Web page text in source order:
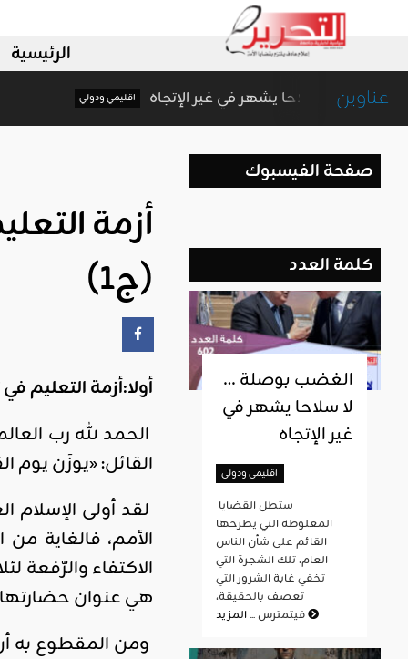
الرئيسية
عناوين
الغضب بوصلة … لا سلاحا يشهر في غير الإتجاه
أزمة
(ج1)
أولا:أزمة التعليم
الحمد لله رب
القائل: «يوزَن يوم
لقد أولى
الأمم، فالغاية
الاكتفاء والرّفعة
هي عنوان
ومن المقطوع به
صفحة الفيسبوك
كلمة العدد
الغضب بوصلة …
لا سلاحا يشهر في
غير الإتجاه
اقليمي ودولي
المغلوطة التي يطرحها
القائم على شأن الناس
العام، تلك الشجرة التي
تخفي غابة الشرور التي
تعصف بالحقيقة،
فيتمترس ...المزيد